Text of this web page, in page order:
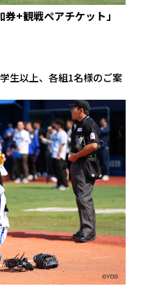
+観戦ペアチケット」
生以上、各組1名様のご案